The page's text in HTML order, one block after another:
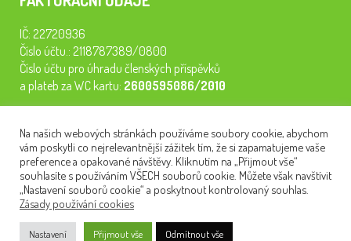
IČ: 22720936
Číslo účtu.: 2118787389/0800
Číslo účtu pro úhradu členských příspěvků
a plateb za WC kartu: 2600595086/2010
semináře, konferenci, plavbu na lodi a WC kartu. Z peněz
tiskneme odborné publikace pro pacienty.
NEWSLETTER
Na našich webových stránkách používáme soubory cookie, abychom
vám poskytli co nejrelevantnější zážitek tím, že si zapamatujeme vaše
preference a opakované návštěvy. Kliknutím na „Přijmout vše“
souhlasíte s používáním VŠECH souborů cookie. Můžete však navštívit
„Nastavení souborů cookie“ a poskytnout kontrolovaný souhlas.
Zásady používání cookies
Nastavení Přijmout vše Odmítnout vše